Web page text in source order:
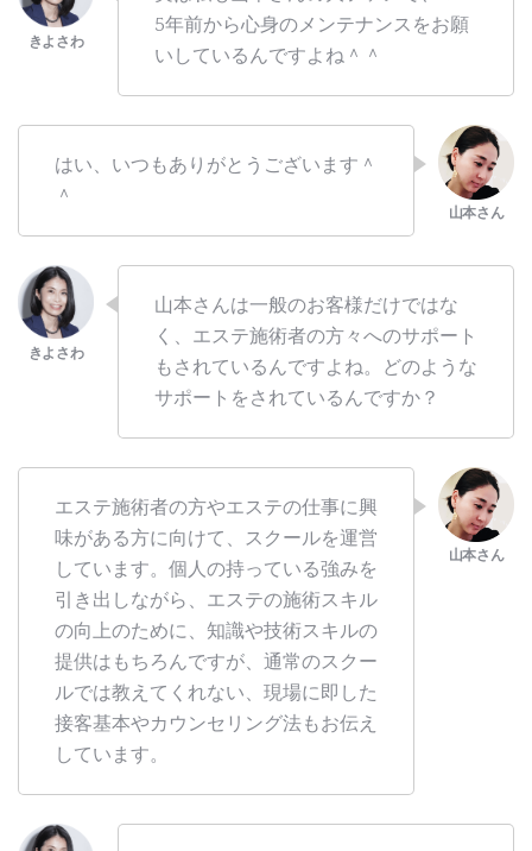
5年前から心身のメンテナンスをお願
いしているんですよね＾＾
はい、いつもありがとうございます＾
＾
山本さんは一般のお客様だけではな
く、エステ施術者の方々へのサポート
もされているんですよね。どのような
サポートをされているんですか？
エステ施術者の方やエステの仕事に興
味がある方に向けて、スクールを運営
しています。個人の持っている強みを
引き出しながら、エステの施術スキル
の向上のために、知識や技術スキルの
提供はもちろんですが、通常のスクー
ルでは教えてくれない、現場に即した
接客基本やカウンセリング法もお伝え
しています。